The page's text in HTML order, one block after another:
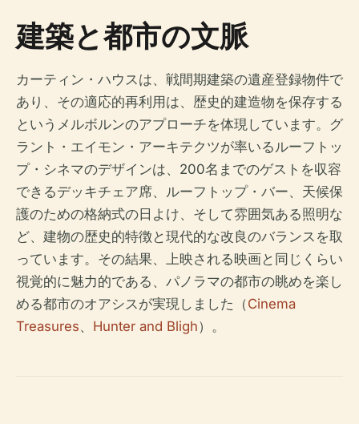
建築と都市の文脈
カーティン・ハウスは、戦間期建築の遺産登録物件で
あり、その適応的再利用は、歴史的建造物を保存する
というメルボルンのアプローチを体現しています。グ
ラント・エイモン・アーキテクツが率いるルーフトッ
プ・シネマのデザインは、200名までのゲストを収容
できるデッキチェア席、ルーフトップ・バー、天候保
護のための格納式の日よけ、そして雰囲気ある照明な
ど、建物の歴史的特徴と現代的な改良のバランスを取
っています。その結果、上映される映画と同じくらい
視覚的に魅力的である、パノラマの都市の眺めを楽し
める都市のオアシスが実現しました（Cinema
Treasures、 Hunter and Bligh）。